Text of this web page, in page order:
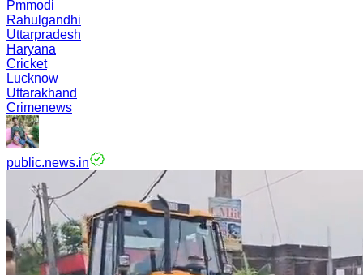
Pmmodi
Rahulgandhi
Uttarpradesh
Haryana
Cricket
Lucknow
Uttarakhand
Crimenews
public.news.in